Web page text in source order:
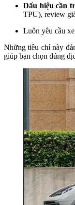
Dấu hiệu cần
TPU), review
Luôn yêu cầu
Những tiêu chí này
giúp bạn chọn đúng